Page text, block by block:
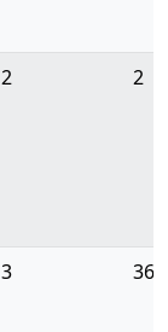
2 2
3 36